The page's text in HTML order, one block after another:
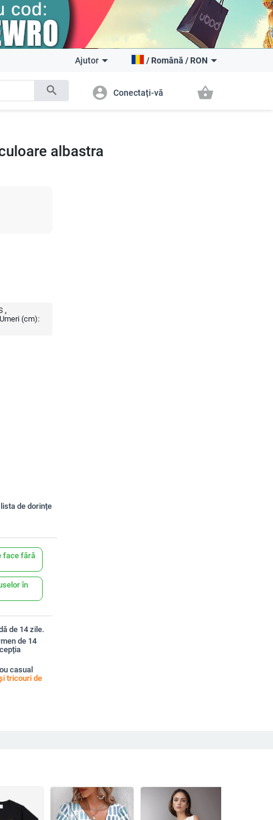
search
Ajutor / Română / RON
account_circle Conectați-vă shopping_basket
albastra
Umeri (cm):
de dorințe
face fără
în
de 14 zile.
de 14
casual
tricouri de